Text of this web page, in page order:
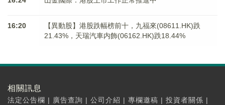
16:20
【異動股】港股跌幅榜前十，九福來(08611.HK)跌
21.43%，天瑞汽車内飾(06162.HK)跌18.44%
相關訊息
法定公告欄 | 廣告查詢 | 公司介紹 | 專欄邀稿 | 投資者關係 |